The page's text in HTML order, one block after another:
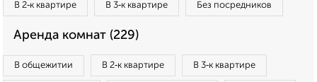
В 2‑к квартире В 3‑к квартире Без посредников
Аренда комнат (229)
В общежитии В 2‑к квартире В 3‑к квартире